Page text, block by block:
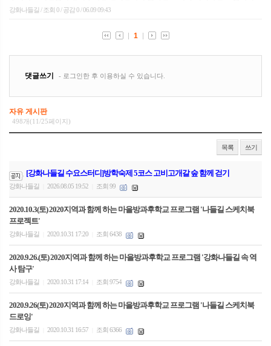
자유 게시판
498개(11/25페이지)
목록 쓰기
[강화나들길 수요스터디]방학숙제 5코스 고비고개갈 숲 함께 걷기
강화나들길 2026.08.05 19:52 조회 99
2020.10.3(토) 2020지역과 함께 하는 마을방과후학교 프로그램 '나들길 스케치북
프로젝트'
강화나들길 2020.10.31 17:20 조회 6438
2020.9.26.(토) 2020지역과 함께 하는 마을방과후학교 프로그램 '강화나들길 속 역
사 탐구'
강화나들길 2020.10.31 17:14 조회 9754
2020.9.26(토) 2020지역과 함께 하는 마을방과후학교 프로그램 '나들길 스케치북
드로잉'
강화나들길 2020.10.31 16:57 조회 6366